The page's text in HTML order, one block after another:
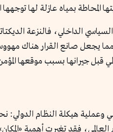
بمياه عازلة لها توجهها
الداخلي، فالنزعة
مما يجعل صانع القرار هناك
جيرانها بسبب موقعها
هيكلة النظام الدولي:
فقد تغيرت أهمية